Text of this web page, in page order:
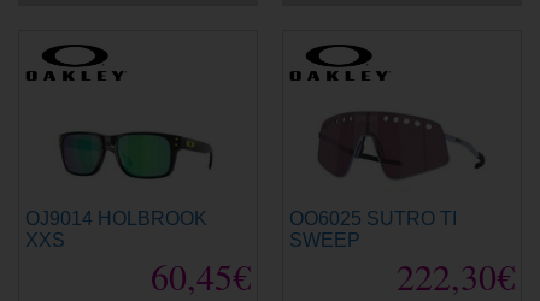
OJ9014 HOLBROOK
XXS
60,45€
OO6025 SUTRO TI
SWEEP
222,30€